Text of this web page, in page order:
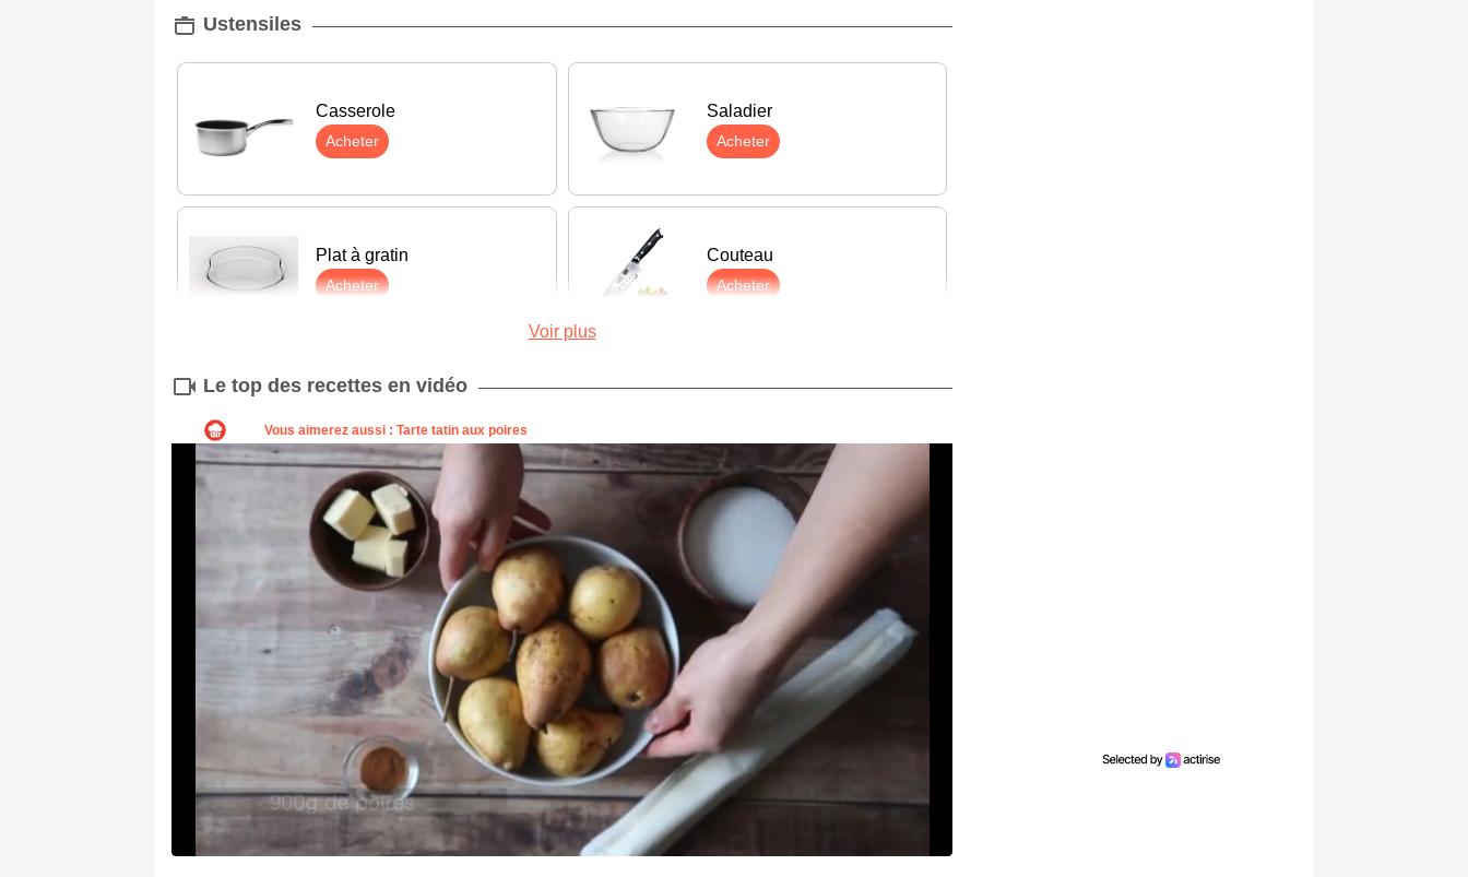
Ustensiles
Casserole
Acheter
Saladier
Acheter
Plat à gratin
Acheter
Couteau
Acheter
Acheter
Voir plus
Le top des recettes en vidéo